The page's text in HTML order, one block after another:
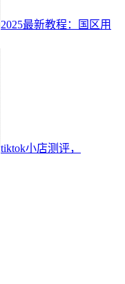
2025最新教程：国区用
tiktok小店测评，